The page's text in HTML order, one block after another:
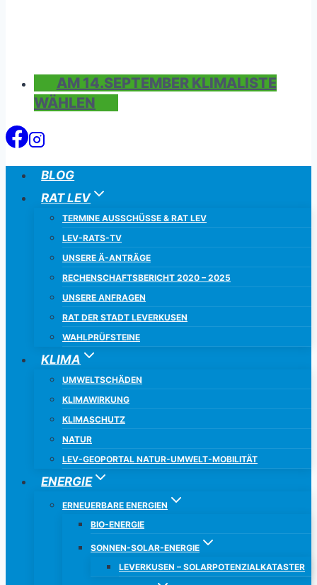
AM 14.SEPTEMBER KLIMALISTE
WÄHLEN
BLOG
RAT LEV
TERMINE AUSSCHÜSSE & RAT LEV
LEV-RATS-TV
UNSERE Ä-ANTRÄGE
RECHENSCHAFTSBERICHT 2020 – 2025
UNSERE ANFRAGEN
RAT DER STADT LEVERKUSEN
WAHLPRÜFSTEINE
KLIMA
UMWELTSCHÄDEN
KLIMAWIRKUNG
KLIMASCHUTZ
NATUR
LEV-GEOPORTAL NATUR-UMWELT-MOBILITÄT
ENERGIE
ERNEUERBARE ENERGIEN
BIO-ENERGIE
SONNEN-SOLAR-ENERGIE
LEVERKUSEN – SOLARPOTENZIALKATASTER